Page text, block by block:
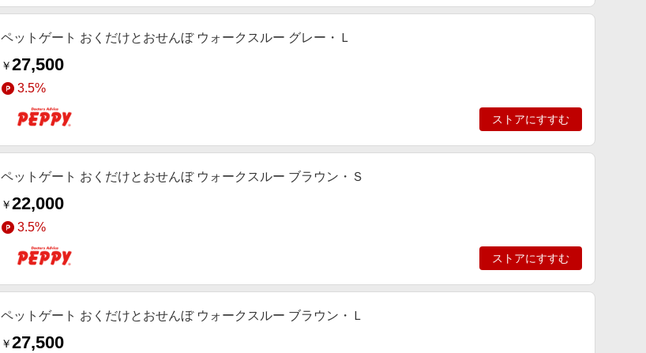
ペットゲート おくだけとおせんぼ ウォークスルー グレー・Ｌ
￥27,500
3.5%
ストアにすすむ
ペットゲート おくだけとおせんぼ ウォークスルー ブラウン・Ｓ
￥22,000
3.5%
ストアにすすむ
ペットゲート おくだけとおせんぼ ウォークスルー ブラウン・Ｌ
￥27,500